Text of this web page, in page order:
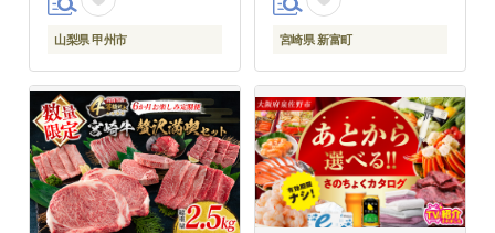
山梨県 甲州市 宮崎県 新富町